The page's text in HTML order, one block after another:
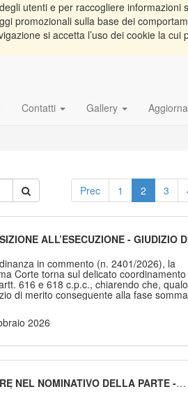
utenti e per raccogliere informazioni
promozionali sulla base dei
si accetta l’uso dei cookie la cui
Contatti Gallery
Prec 1 2 3
ALL’ESECUZIONE - GIUDIZIO
in commento (n. 2401/2026), la
Corte torna sul delicato coordinamento
616 e 618 c.p.c., chiarendo che,
di merito conseguente alla fase
esecutiva debba essere introdotto
di citazione, il termine perentorio
dal giudice dell’esecuzione è rispettato
irrilevante la successiva iscrizione a
ribadisce la centralità del principio
2026
NEL NOMINATIVO DELLA PARTE -